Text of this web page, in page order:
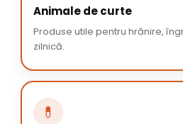
Animale de curte
Produse utile pentru hrănire,
zilnică.
💊